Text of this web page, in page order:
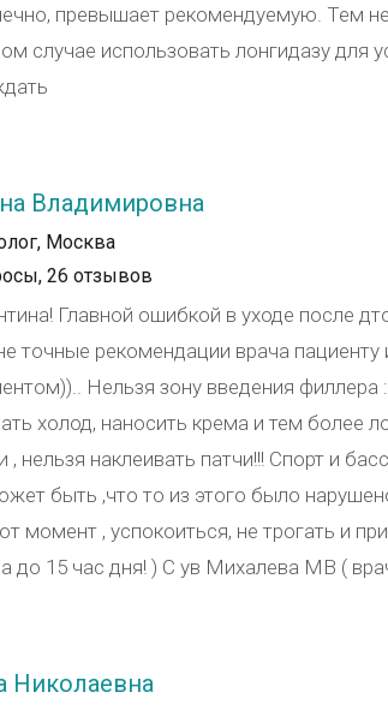
превышает рекомендуемую. Тем
случае использовать лонгидазу для
Владимировна
Москва
26 отзывов
Главной ошибкой в уходе после
точные рекомендации врача
Нельзя зону введения филлера
холод, наносить крема и тем более
нельзя наклеивать патчи!!! Спорт и
быть ,что то из этого было
момент , успокоиться, не трогать и
до 15 час дня! ) С ув Михалева МВ (
Николаевна